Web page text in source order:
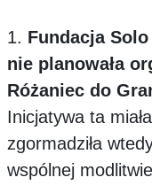
1. Fundacja
nie planowała
Różaniec do
Inicjatywa ta
zgormadziła
wspólnej